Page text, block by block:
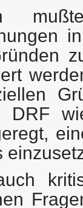
DRF